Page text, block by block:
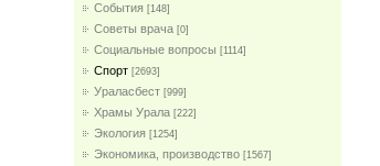
События [148]
Советы врача [0]
Социальные вопросы [1114]
Спорт [2693]
Ураласбест [999]
Храмы Урала [222]
Экология [1254]
Экономика, производство [1567]